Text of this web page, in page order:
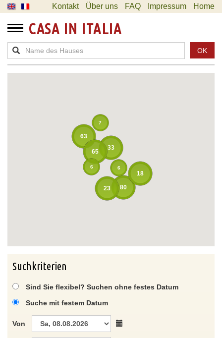
Kontakt Über uns FAQ Impressum Home
CASA IN ITALIA
OK
80
18
63
33
65
23
6
6
7
Suchkriterien
Sind Sie flexibel? Suchen ohne festes Datum
Suche mit festem Datum
Von